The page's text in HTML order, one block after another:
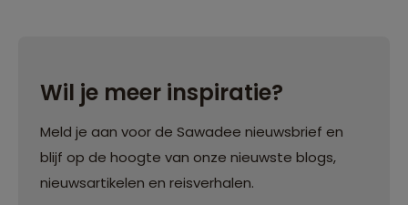
Wil je meer inspiratie?
Meld je aan voor de Sawadee nieuwsbrief en
blijf op de hoogte van onze nieuwste blogs,
nieuwsartikelen en reisverhalen.